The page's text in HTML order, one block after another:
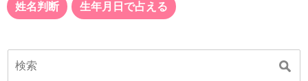
姓名判断 生年月日で占える